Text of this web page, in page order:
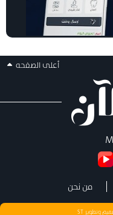
أعلى الصفحه
من نحن
وتطويرST